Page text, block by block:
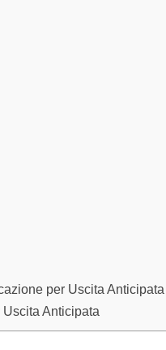
per Uscita Anticipata
Anticipata